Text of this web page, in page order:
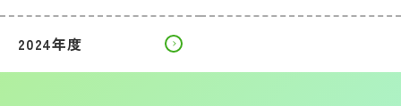
2024年度